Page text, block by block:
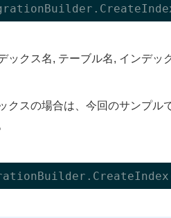
ックス名, テーブル名, インデッ
クスの場合は、今回のサンプル